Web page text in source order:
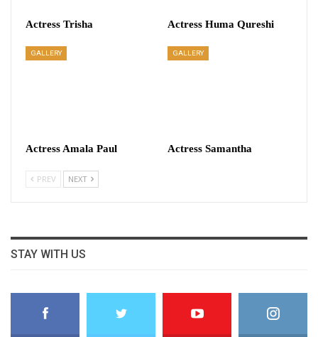
Actress Trisha Actress Huma Qureshi
GALLERY
Actress Amala Paul
GALLERY
Actress Samantha
PREV NEXT
STAY WITH US